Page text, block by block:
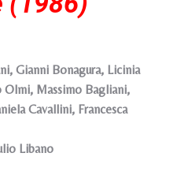
Gianni Bonagura, Licinia
Olmi, Massimo Bagliani,
Cavallini, Francesca
Libano